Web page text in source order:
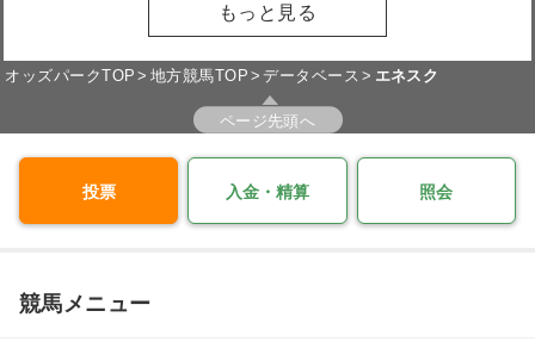
もっと見る
オッズパークTOP 地方競馬TOP データベース エネスク
ページ先頭へ
投票 入金・精算 照会
競馬メニュー